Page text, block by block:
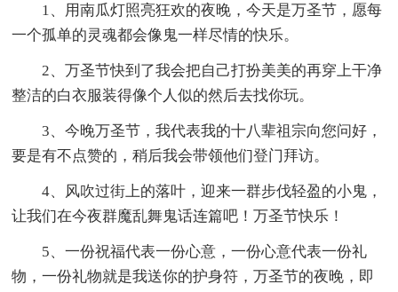
1、用南瓜灯照亮狂欢的夜晚，今天是万圣节，愿每
一个孤单的灵魂都会像鬼一样尽情的快乐。
2、万圣节快到了我会把自己打扮美美的再穿上干净
整洁的白衣服装得像个人似的然后去找你玩。
3、今晚万圣节，我代表我的十八辈祖宗向您问好，
要是有不点赞的，稍后我会带领他们登门拜访。
4、风吹过街上的落叶，迎来一群步伐轻盈的小鬼，
让我们在今夜群魔乱舞鬼话连篇吧！万圣节快乐！
5、一份祝福代表一份心意，一份心意代表一份礼
物，一份礼物就是我送你的护身符，万圣节的夜晚，即